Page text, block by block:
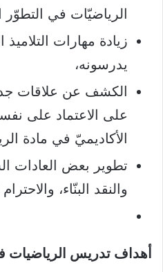
الرياضيّات في
زيادة مهارات التلاميذ
يدرسونه،
الكشف عن علاقات
على الاعتماد على
الأكاديميّ في مادة
تطوير بعض العادات
والنقد البنّاء،
أهداف تدريس الرياضيات